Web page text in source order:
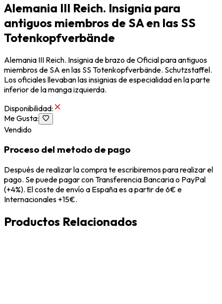
Alemania III Reich. Insignia para
antiguos miembros de SA en las SS
Totenkopfverbände
Alemania III Reich. Insignia de brazo de Oficial para antiguos
miembros de SA en las SS Totenkopfverbände. Schutzstaffel.
Los oficiales llevaban las insignias de especialidad en la parte
inferior de la manga izquierda.
Disponibilidad:
Me Gusta:
Vendido
Proceso del metodo de pago
Después de realizar la compra te escribiremos para realizar el
pago. Se puede pagar con Transferencia Bancaria o PayPal
(+4%). El coste de envío a España es a partir de 6€ e
Internacionales +15€.
Productos Relacionados